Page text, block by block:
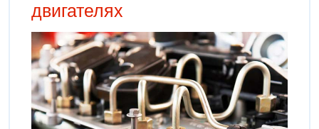
двигателях